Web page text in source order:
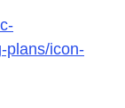
plans/icon-